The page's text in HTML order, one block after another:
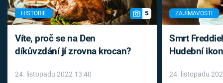
HISTORIE 5
Víte, proč se na Den
díkůvzdání jí zrovna krocan?
24. listopadu 2022 13:40
ZAJÍMAVOSTI
Smrt
Hudební
léky
24. listopadu